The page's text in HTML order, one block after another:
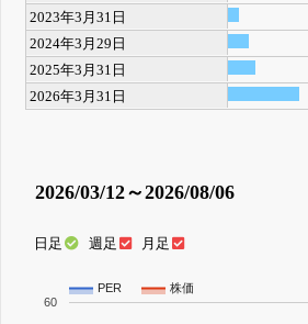
2023年3月31日
2024年3月29日
2025年3月31日
2026年3月31日
2026/03/12～2026/08/06
日足 週足 月足
PER
株価
60